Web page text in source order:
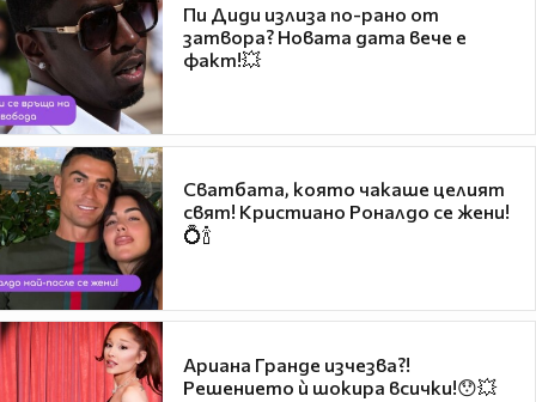
Пи Диди излиза по-рано от
затвора? Новата дата вече е
факт!💥
Сватбата, която чакаше целият
свят! Кристиано Роналдо се жени!
💍🍾
Ариана Гранде изчезва?!
Решението ѝ шокира всички!😯💥